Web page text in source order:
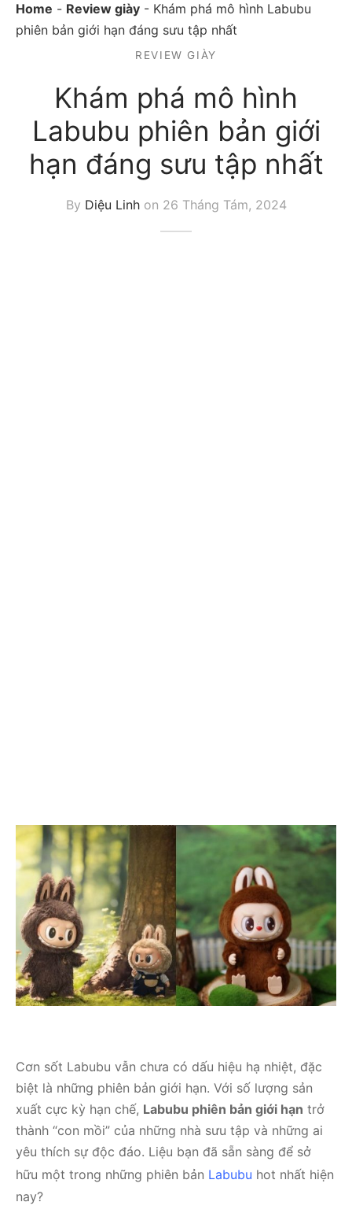
Home - Review giày - Khám phá mô hình Labubu
phiên bản giới hạn đáng sưu tập nhất
REVIEW GIÀY
Khám phá mô hình
Labubu phiên bản giới
hạn đáng sưu tập nhất
By Diệu Linhon 26 Tháng Tám, 2024
Cơn sốt Labubu vẫn chưa có dấu hiệu hạ nhiệt, đặc
biệt là những phiên bản giới hạn. Với số lượng sản
xuất cực kỳ hạn chế, Labubu phiên bản giới hạn trở
thành “con mồi” của những nhà sưu tập và những ai
yêu thích sự độc đáo. Liệu bạn đã sẵn sàng để sở
hữu một trong những phiên bản Labubu hot nhất hiện
nay?